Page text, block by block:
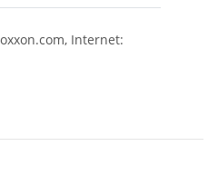
Internet: